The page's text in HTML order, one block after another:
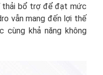
thải bổ trợ để đạt mức
vẫn mang đến lợi thế
cùng khả năng không